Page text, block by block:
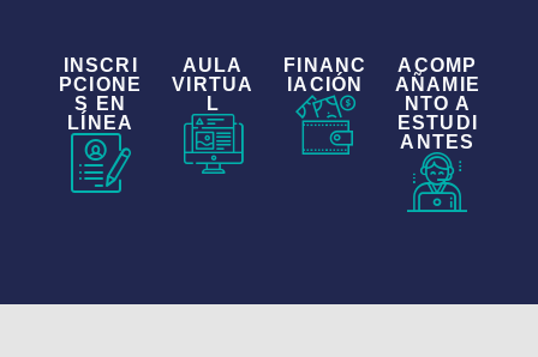
INSCRI
PCIONE
S EN
LÍNEA
AULA
VIRTUA
L
FINANC
IACIÓN
ACOMP
AÑAMIE
NTO A
ESTUDI
ANTES